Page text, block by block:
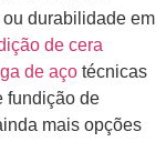
durabilidade em
de cera
de aço técnicas
fundição de
mais opções